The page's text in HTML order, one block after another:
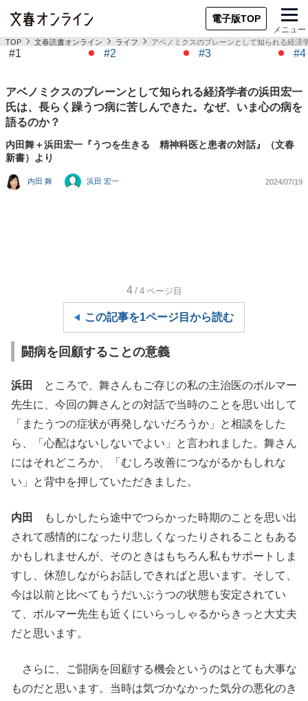
電子版TOP
メニュー
TOP 文春読書オンライン ライフ アベノミクスのブレーンとして知られる経済
#1 #2 #3 #4
アベノミクスのブレーンとして知られる経済学者の浜田宏一
氏は、長らく躁うつ病に苦しんできた。なぜ、いま心の病を
語るのか？
内田舞＋浜田宏一『うつを生きる 精神科医と患者の対話』（文春
新書）より
内田 舞 浜田 宏一 2024/07/19
4 /4 ページ目
この記事を1ページ目から読む
闘病を回顧することの意義
浜田
ところで、舞さんもご存じの私の主治医のボルマー
先生に、今回の舞さんとの対話で当時のことを思い出して
「またうつの症状が再発しないだろうか」と相談をした
ら、「心配はないしないでよい」と言われました。舞さん
にはそれどころか、「むしろ改善につながるかもしれな
い」と背中を押していただきました。
内田
もしかしたら途中でつらかった時期のことを思い出
されて感情的になったり悲しくなったりされることもある
かもしれませんが、そのときはもちろん私もサポートしま
すし、休憩しながらお話しできればと思います。そして、
今は以前と比べてもうだいぶうつの状態も安定されてい
て、ボルマー先生も近くにいらっしゃるからきっと大丈夫
だと思います。
さらに、ご闘病を回顧する機会というのはとても大事な
ものだと思います。当時は気づかなかった気分の悪化のき